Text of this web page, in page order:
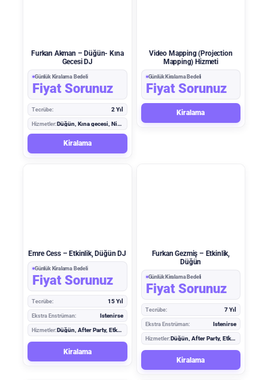
Furkan Akman – Düğün- Kına
Gecesi DJ
Günlük Kiralama Bedeli
Fiyat Sorunuz
Tecrübe: 2 Yıl
Hizmetler: Düğün, Kına gecesi, Nişan
Kiralama
Video Mapping (Projection
Mapping) Hizmeti
Günlük Kiralama Bedeli
Fiyat Sorunuz
Kiralama
Emre Cess – Etkinlik, Düğün DJ
Günlük Kiralama Bedeli
Fiyat Sorunuz
Tecrübe: 15 Yıl
Ekstra Enstrüman: İstenirse
Hizmetler: Düğün, After Party, Etkinlik, Koktail
Kiralama
Furkan Gezmiş – Etkinlik,
Düğün
Günlük Kiralama Bedeli
Fiyat Sorunuz
Tecrübe: 7 Yıl
Ekstra Enstrüman: İstenirse
Hizmetler: Düğün, After Party, Etkinlik, Koktail
Kiralama